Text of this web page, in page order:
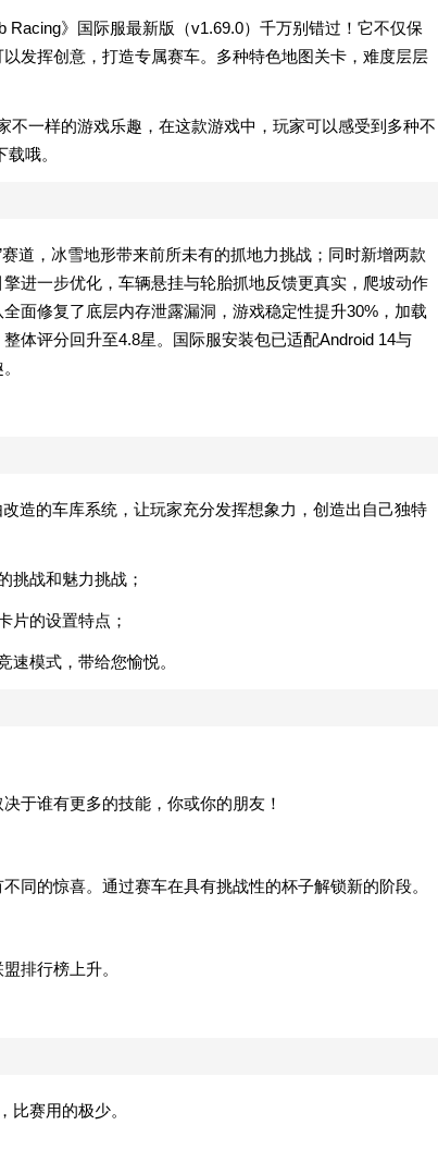
》国际服最新版（v1.69.0）千万别错过！它不仅保
发挥创意，打造专属赛车。多种特色地图关卡，难度层层
不一样的游戏乐趣，在这款游戏中，玩家可以感受到多种不
哦。
道，冰雪地形带来前所未有的抓地力挑战；同时新增两款
进一步优化，车辆悬挂与轮胎抓地反馈更真实，爬坡动作
面修复了底层内存泄露漏洞，游戏稳定性提升30%，加载
体评分回升至4.8星。国际服安装包已适配Android 14与
造的车库系统，让玩家充分发挥想象力，创造出自己独特
挑战和魅力挑战；
片的设置特点；
模式，带给您愉悦。
于谁有更多的技能，你或你的朋友！
同的惊喜。通过赛车在具有挑战性的杯子解锁新的阶段。
排行榜上升。
比赛用的极少。